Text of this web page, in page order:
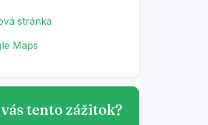
stránka
Maps
tento zážitok?